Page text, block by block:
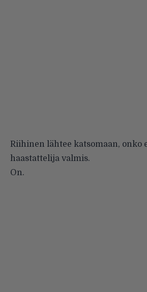
Riihinen lähtee katsomaan, onko
haastattelija valmis.
On.